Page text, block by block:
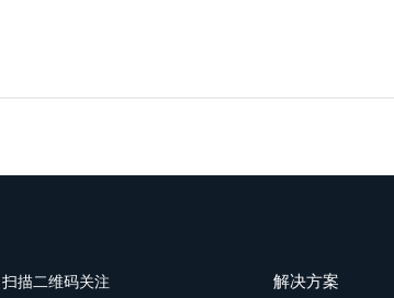
扫描二维码关注 解决方案